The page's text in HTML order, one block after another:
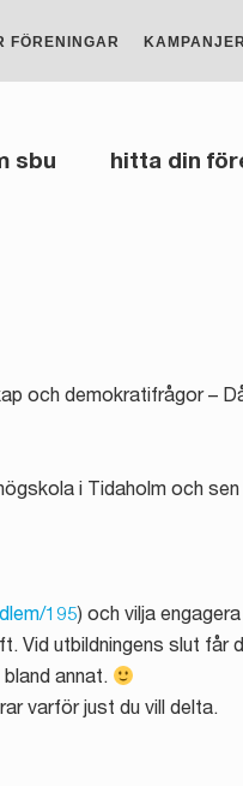
FÖRENINGAR KAMPANJER
sbu hitta din
och demokratifrågor –
i Tidaholm och sen
195) och vilja engagera
Vid utbildningens slut får
annat.
varför just du vill delta.